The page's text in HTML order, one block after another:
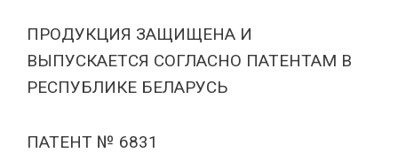
ПРОДУКЦИЯ ЗАЩИЩЕНА И
ВЫПУСКАЕТСЯ СОГЛАСНО ПАТЕНТАМ В
РЕСПУБЛИКЕ БЕЛАРУСЬ
ПАТЕНТ № 6831